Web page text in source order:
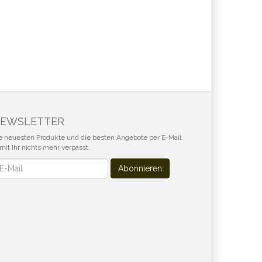
neuesten Produkte und die besten Angebote per E-Mail,
Ihr nichts mehr verpasst.
Abonnieren